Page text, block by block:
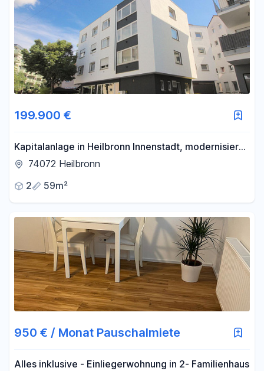
199.900 €
Kapitalanlage in Heilbronn Innenstadt, modernisierte
2 Zi. Wohnung mit 4,5 % AfA
74072 Heilbronn
2
59m²
950 € / Monat Pauschalmiete
Alles inklusive - Einliegerwohnung in 2- Familienhaus